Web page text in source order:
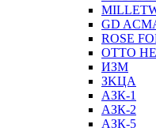
GD
ROSE
OTTO
ИЗМ
ЗKЦA
АЗК-1
АЗК-2
АЗК-5